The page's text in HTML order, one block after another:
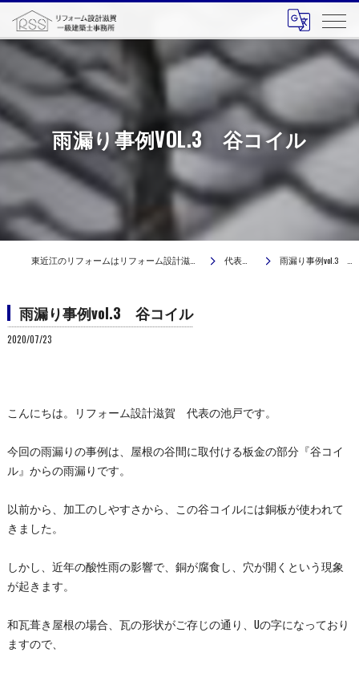
雨漏り事例VOL.3 谷コイル
東近江のリフォームはリフォーム設計滋賀 一級建築士事務所 代表ブログ 雨漏り事例vol.3 谷コイル
雨漏り事例vol.3 谷コイル
2020/07/23
こんにちは。リフォーム設計滋賀 代表の池戸です。
今回の雨漏りの事例は、屋根の谷間に取付ける板金の部分『谷コイ
ル』からの雨漏りです。
以前から、加工のしやすさから、この谷コイルには銅板が使われて
きました。
しかし、近年の酸性雨の影響で、銅が腐食し、穴が開くという現象
が起きます。
和瓦葺き屋根の場合、瓦の形状がご存じの通り、Uの字になっており
ますので、